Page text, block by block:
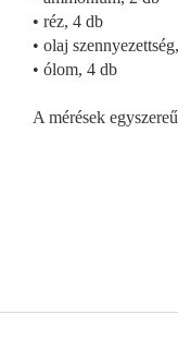
• réz, 4 db
• olaj
• ólom, 4 db
A mérések
L